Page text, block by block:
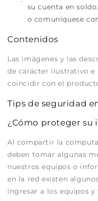
su cuenta en
o comuníquese
Contenidos
Las imágenes y las
de carácter ilustrativo
coincidir con el
Tips de seguridad
¿Cómo proteger su
Al compartir la
deben tomar algunas
nuestros equipos o
en la red existen
ingresar a los equipos